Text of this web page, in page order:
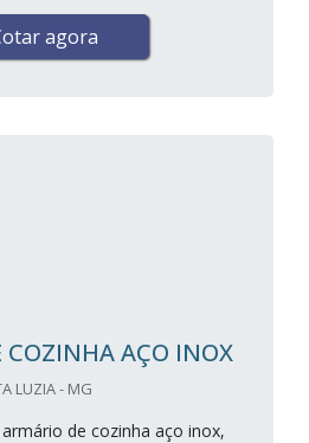
agora
COZINHA AÇO INOX
LUZIA - MG
de cozinha aço inox,